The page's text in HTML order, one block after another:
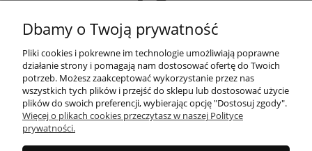
POMOC
MOJE KONTO
PŁATNOŚCI I DOSTAWA
Dbamy o Twoją prywatność
Pliki cookies i pokrewne im technologie umożliwiają poprawne
działanie strony i pomagają nam dostosować ofertę do Twoich
potrzeb. Możesz zaakceptować wykorzystanie przez nas
wszystkich tych plików i przejść do sklepu lub dostosować użycie
plików do swoich preferencji, wybierając opcję "Dostosuj zgody".
Więcej o plikach cookies przeczytasz w naszej Polityce
prywatności.